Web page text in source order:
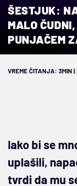
ŠESTJUK:
MALO
PUNJAČEM
VREME ČITANJA: 3MIN
Iako bi se
uplašili,
tvrdi da mu